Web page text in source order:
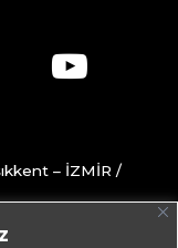
– İZMİR /